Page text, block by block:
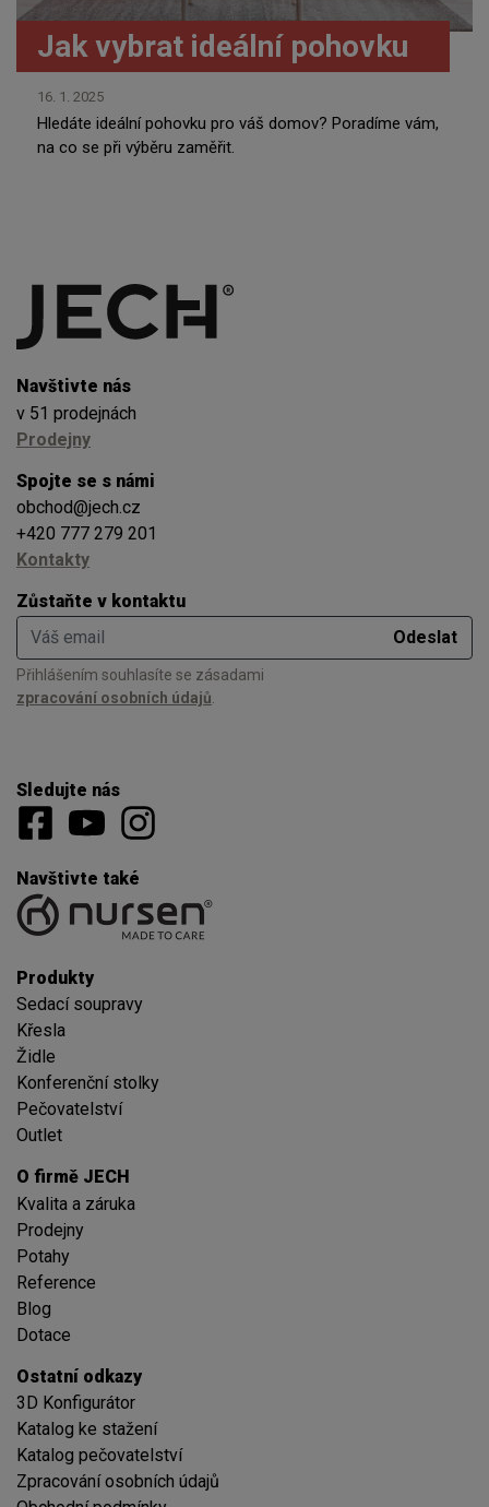
Jak vybrat ideální pohovku
16. 1. 2025
Hledáte ideální pohovku pro váš domov? Poradíme vám,
na co se při výběru zaměřit.
Navštivte nás
v 51 prodejnách
Prodejny
Spojte se s námi
obchod@jech.cz
+420 777 279 201
Kontakty
Zůstaňte v kontaktu
Váš email
Odeslat
Přihlášením souhlasíte se zásadami
zpracování osobních údajů
Sledujte nás
Navštivte také
Produkty
Sedací soupravy
Křesla
Židle
Konferenční stolky
Pečovatelství
Outlet
O firmě JECH
Kvalita a záruka
Prodejny
Potahy
Reference
Blog
Dotace
Ostatní odkazy
3D Konfigurátor
Katalog ke stažení
Katalog pečovatelství
Zpracování osobních údajů